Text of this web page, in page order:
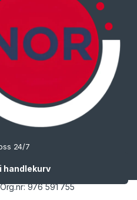
handlekurv
24/7
976 591 755